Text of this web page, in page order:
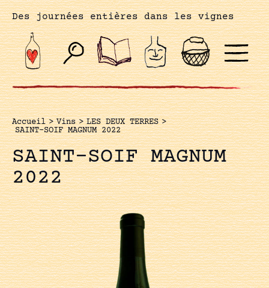
Des journées entières dans les vignes
Accueil > Vins > LES DEUX TERRES >
SAINT-SOIF MAGNUM 2022
SAINT-SOIF MAGNUM
2022